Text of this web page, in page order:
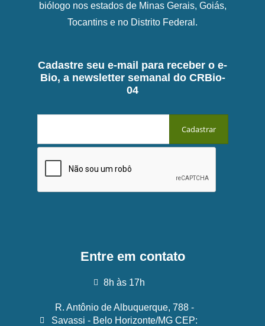
biólogo nos estados de Minas Gerais, Goiás,
Tocantins e no Distrito Federal.
Cadastre seu e-mail para receber o e-
Bio, a newsletter semanal do CRBio-
04
Entre em contato
8h às 17h
R. Antônio de Albuquerque, 788 -
Savassi - Belo Horizonte/MG CEP: